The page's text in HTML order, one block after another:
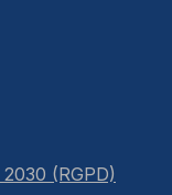
(RGPD)